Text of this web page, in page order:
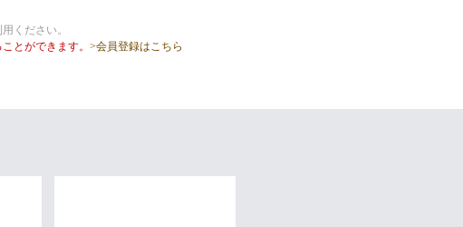
ください。
とができます。 >会員登録はこちら